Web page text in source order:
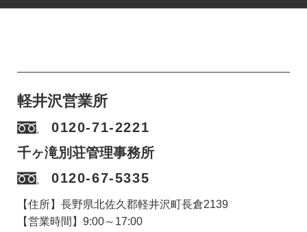
軽井沢営業所
0120-71-2221
千ヶ滝別荘管理事務所
0120-67-5335
【住所】長野県北佐久郡軽井沢町長倉2139
【営業時間】9:00～17:00